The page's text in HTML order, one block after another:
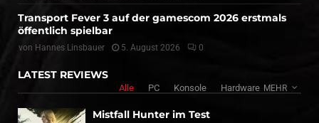
Transport Fever 3 auf der gamescom 2026 erstmals
öffentlich spielbar
von Hannes Linsbauer 5. August 2026 0
LATEST REVIEWS
Alle PC Konsole Hardware MEHR
Mistfall Hunter im Test